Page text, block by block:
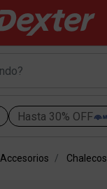
Hasta 30% OFF
Accesorios Chalecos